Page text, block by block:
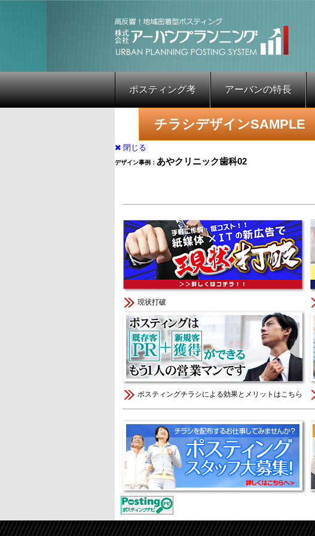
ポスティング考 アーバンの特長
チラシデザインSAMPLE
閉じる
デザイン事例： あやクリニック歯科02
現状打破
ポスティングチラシによる効果とメリットはこちら